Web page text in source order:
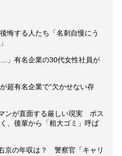
悔する人たち「名刺自慢にう
…」有名企業の30代女性社員が
超有名企業で“欠かせない存
ンが直面する厳しい現実 ポス
、後輩から「粗大ゴミ」呼ば
京の年収は？ 警察官「キャリ